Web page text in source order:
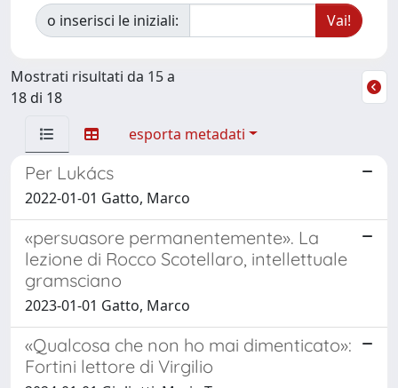
o inserisci le iniziali:
Mostrati risultati da 15 a
18 di 18
esporta metadati
Per Lukács
2022-01-01 Gatto, Marco
«persuasore permanentemente». La
lezione di Rocco Scotellaro, intellettuale
gramsciano
2023-01-01 Gatto, Marco
«Qualcosa che non ho mai dimenticato»:
Fortini lettore di Virgilio